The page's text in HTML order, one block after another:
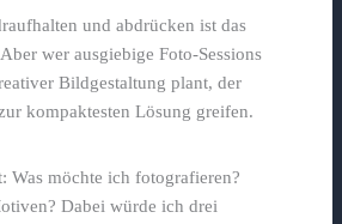
und abdrücken ist das
wer ausgiebige Foto-Sessions
Bildgestaltung plant, der
kompaktesten Lösung greifen.
Was möchte ich fotografieren?
Dabei würde ich drei